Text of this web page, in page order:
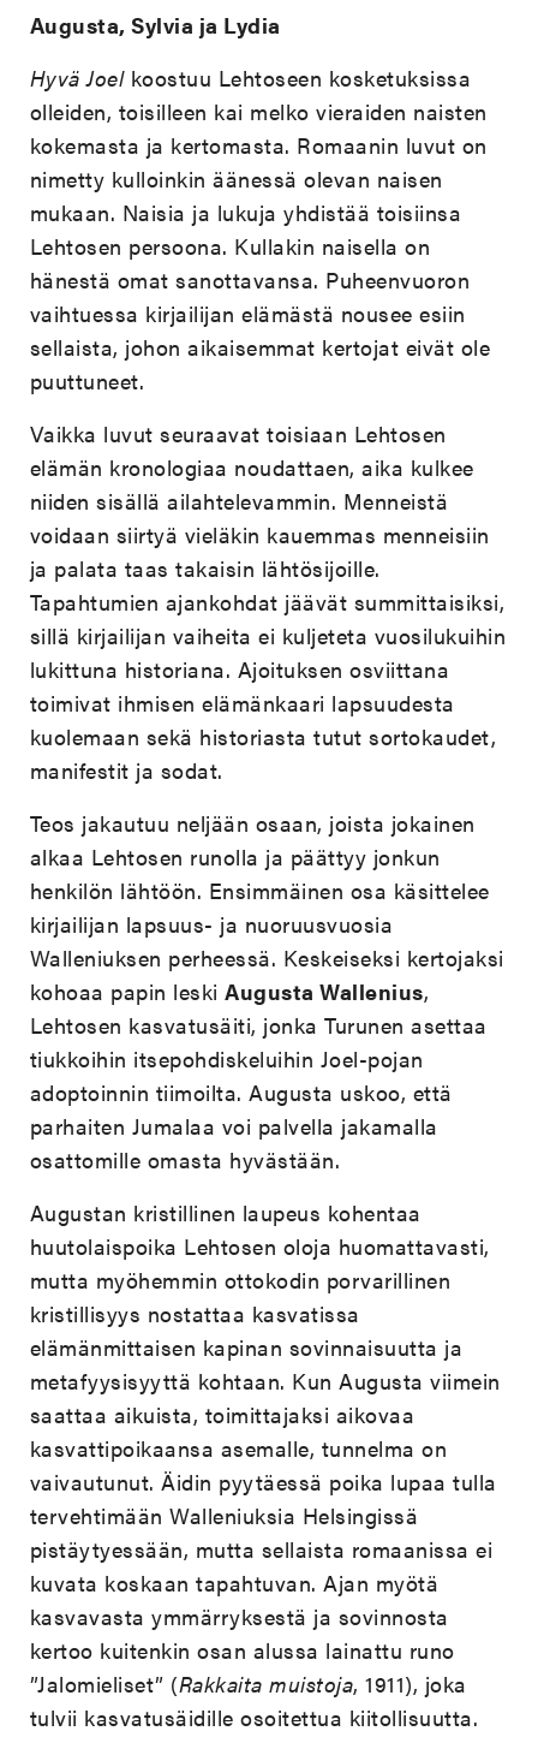
Augusta, Sylvia ja Lydia
Hyvä Joelkoostuu Lehtoseen kosketuksissa
olleiden, toisilleen kai melko vieraiden naisten
kokemasta ja kertomasta. Romaanin luvut on
nimetty kulloinkin äänessä olevan naisen
mukaan. Naisia ja lukuja yhdistää toisiinsa
Lehtosen persoona. Kullakin naisella on
hänestä omat sanottavansa. Puheenvuoron
vaihtuessa kirjailijan elämästä nousee esiin
sellaista, johon aikaisemmat kertojat eivät ole
puuttuneet.
Vaikka luvut seuraavat toisiaan Lehtosen
elämän kronologiaa noudattaen, aika kulkee
niiden sisällä ailahtelevammin. Menneistä
voidaan siirtyä vieläkin kauemmas menneisiin
ja palata taas takaisin lähtösijoille.
Tapahtumien ajankohdat jäävät summittaisiksi,
sillä kirjailijan vaiheita ei kuljeteta vuosilukuihin
lukittuna historiana. Ajoituksen osviittana
toimivat ihmisen elämänkaari lapsuudesta
kuolemaan sekä historiasta tutut sortokaudet,
manifestit ja sodat.
Teos jakautuu neljään osaan, joista jokainen
alkaa Lehtosen runolla ja päättyy jonkun
henkilön lähtöön. Ensimmäinen osa käsittelee
kirjailijan lapsuus- ja nuoruusvuosia
Walleniuksen perheessä. Keskeiseksi kertojaksi
kohoaa papin leskiAugusta Wallenius,
Lehtosen kasvatusäiti, jonka Turunen asettaa
tiukkoihin itsepohdiskeluihin Joel-pojan
adoptoinnin tiimoilta. Augusta uskoo, että
parhaiten Jumalaa voi palvella jakamalla
osattomille omasta hyvästään.
Augustan kristillinen laupeus kohentaa
huutolaispoika Lehtosen oloja huomattavasti,
mutta myöhemmin ottokodin porvarillinen
kristillisyys nostattaa kasvatissa
elämänmittaisen kapinan sovinnaisuutta ja
metafyysisyyttä kohtaan. Kun Augusta viimein
saattaa aikuista, toimittajaksi aikovaa
kasvattipoikaansa asemalle, tunnelma on
vaivautunut. Äidin pyytäessä poika lupaa tulla
tervehtimään Walleniuksia Helsingissä
pistäytyessään, mutta sellaista romaanissa ei
kuvata koskaan tapahtuvan. Ajan myötä
kasvavasta ymmärryksestä ja sovinnosta
kertoo kuitenkin osan alussa lainattu runo
”Jalomieliset” (Rakkaita muistoja, 1911), joka
tulvii kasvatusäidille osoitettua kiitollisuutta.